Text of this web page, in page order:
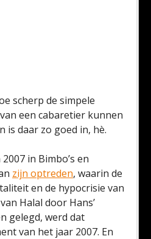
scherp de simpele
een cabaretier kunnen
is daar zo goed in, hè.
in Bimbo’s en
zijn optreden, waarin de
en de hypocrisie van
Halal door Hans’
gelegd, werd dat
van het jaar 2007. En